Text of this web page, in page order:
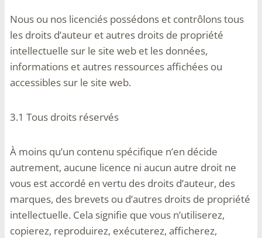
Nous ou nos licenciés possédons et contrôlons tous
les droits d’auteur et autres droits de propriété
intellectuelle sur le site web et les données,
informations et autres ressources affichées ou
accessibles sur le site web.
3.1 Tous droits réservés
À moins qu’un contenu spécifique n’en décide
autrement, aucune licence ni aucun autre droit ne
vous est accordé en vertu des droits d’auteur, des
marques, des brevets ou d’autres droits de propriété
intellectuelle. Cela signifie que vous n’utiliserez,
copierez, reproduirez, exécuterez, afficherez,